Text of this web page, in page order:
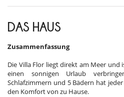
DAS HAUS
Zusammenfassung
Die Villa Flor liegt direkt am Meer und
einen sonnigen Urlaub
Schlafzimmern und 5 Bädern hat
den Komfort von zu Hause.